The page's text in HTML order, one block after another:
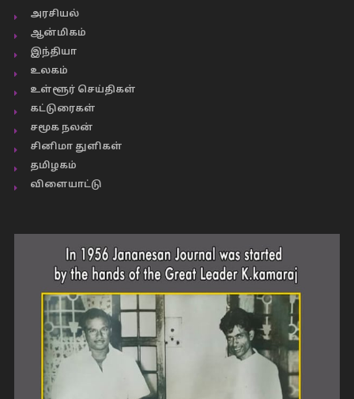
அரசியல்
ஆன்மிகம்
இந்தியா
உலகம்
உள்ளூர் செய்திகள்
கட்டுரைகள்
சமூக நலன்
சினிமா துளிகள்
தமிழகம்
விளையாட்டு